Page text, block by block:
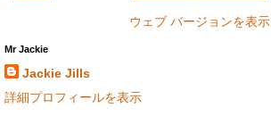
ウェブ バージョンを表示
Mr Jackie
Jackie Jills
詳細プロフィールを表示